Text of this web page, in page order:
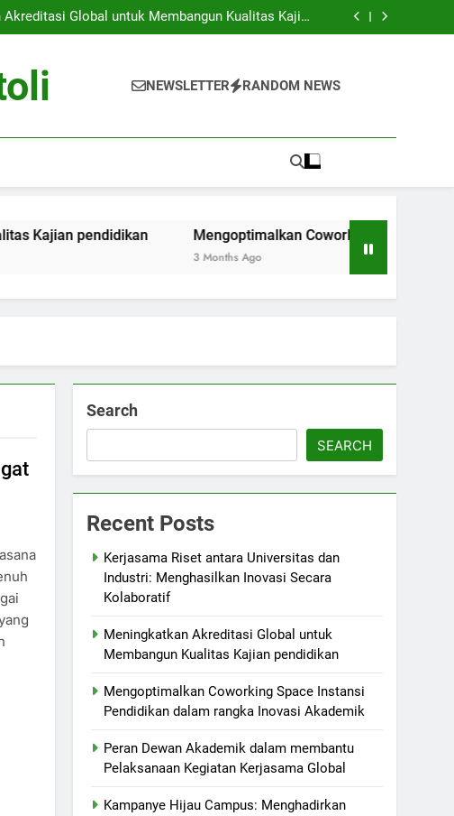
Secara Kolaboratif
Global untuk Membangun Kualitas Kajian
pendidikan
Space Instansi Pendidikan dalam rangka
Secara Kolaboratif
Global untuk Membangun Kualitas Kajian
Space Instansi Pendidikan dalam rangka
NEWSLETTER RANDOM NEWS
pendidikan Mengoptimalkan Coworking Space Instansi
3 Months Ago
Search
SEARCH
Recent Posts
Kerjasama Riset antara Universitas dan
Industri: Menghasilkan Inovasi Secara
Kolaboratif
Meningkatkan Akreditasi Global untuk
Membangun Kualitas Kajian pendidikan
Mengoptimalkan Coworking Space Instansi
Pendidikan dalam rangka Inovasi Akademik
Peran Dewan Akademik dalam membantu
Pelaksanaan Kegiatan Kerjasama Global
Kampanye Hijau Campus: Menghadirkan